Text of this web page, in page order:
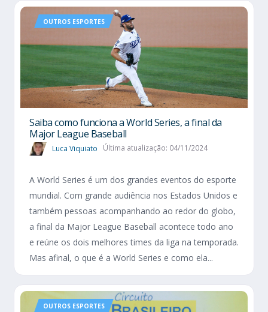
OUTROS ESPORTES
Saiba como funciona a World Series, a final da
Major League Baseball
Luca Viquiato Última atualização: 04/11/2024
A World Series é um dos grandes eventos do esporte
mundial. Com grande audiência nos Estados Unidos e
também pessoas acompanhando ao redor do globo,
a final da Major League Baseball acontece todo ano
e reúne os dois melhores times da liga na temporada.
Mas afinal, o que é a World Series e como ela...
OUTROS ESPORTES